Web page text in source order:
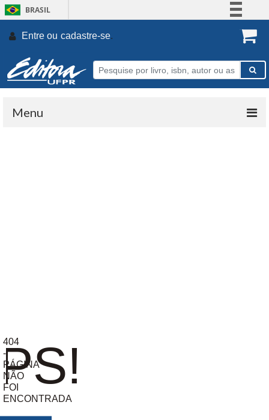
BRASIL
Participe
Entre ou cadastre-se.
Menu
404
-
PÁGINA
NÃO
FOI
ENCONTRADA